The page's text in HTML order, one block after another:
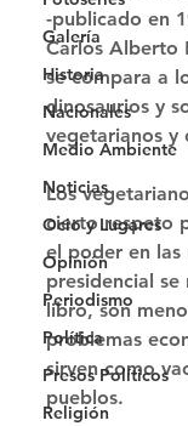
Galería
Historia
Nacionales
Medio Ambiente
Noticias
Ocio y Lugares
Opinión
Periodismo
Política
Presos Políticos
Religión
-publicado en
Carlos Alberto
se compara a
dinosaurios y
vegetarianos y
Los
cierto respeto
el poder en las
presidencial se
libro, son
problemas
sirven como
pueblos.